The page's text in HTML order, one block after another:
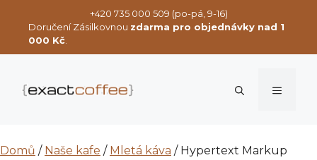
obsah
+420 735 000 509 (po-pá, 9-16)
Doručení Zásilkovnou zdarma pro objednávky nad 1
000 Kč
Menu
Domů / Naše kafe / Mletá káva / Hypertext Markup